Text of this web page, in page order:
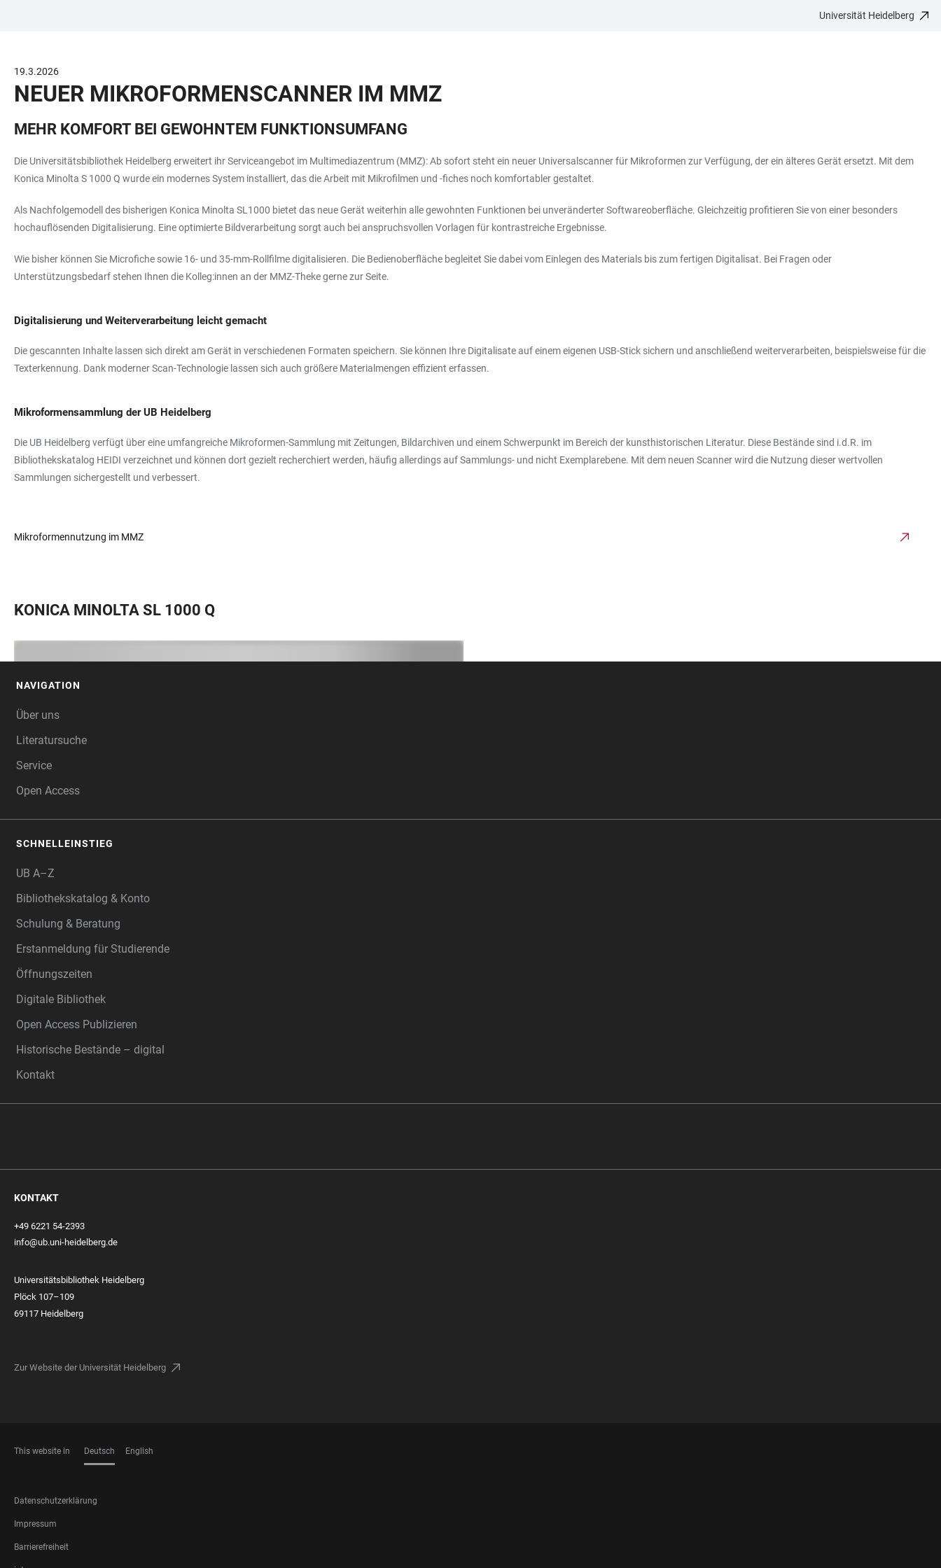
BARRIEREFREIHEIT
Universität Heidelberg
19.3.2026
NEUER MIKROFORMENSCANNER IM MMZ
MEHR KOMFORT BEI GEWOHNTEM FUNKTIONSUMFANG
Die Universitätsbibliothek Heidelberg erweitert ihr Serviceangebot im Multimediazentrum (MMZ): Ab sofort steht ein neuer Universalscanner für Mikroformen zur Verfügung, der ein älteres Gerät ersetzt. Mit dem
Konica Minolta S 1000 Q wurde ein modernes System installiert, das die Arbeit mit Mikrofilmen und -fiches noch komfortabler gestaltet.
Als Nachfolgemodell des bisherigen Konica Minolta SL1000 bietet das neue Gerät weiterhin alle gewohnten Funktionen bei unveränderter Softwareoberfläche. Gleichzeitig profitieren Sie von einer besonders
hochauflösenden Digitalisierung. Eine optimierte Bildverarbeitung sorgt auch bei anspruchsvollen Vorlagen für kontrastreiche Ergebnisse.
Wie bisher können Sie Microfiche sowie 16- und 35-mm-Rollfilme digitalisieren. Die Bedienoberfläche begleitet Sie dabei vom Einlegen des Materials bis zum fertigen Digitalisat. Bei Fragen oder
Unterstützungsbedarf stehen Ihnen die Kolleg:innen an der MMZ-Theke gerne zur Seite.
Digitalisierung und Weiterverarbeitung leicht gemacht
Die gescannten Inhalte lassen sich direkt am Gerät in verschiedenen Formaten speichern. Sie können Ihre Digitalisate auf einem eigenen USB-Stick sichern und anschließend weiterverarbeiten, beispielsweise für die
Texterkennung. Dank moderner Scan-Technologie lassen sich auch größere Materialmengen effizient erfassen.
Mikroformensammlung der UB Heidelberg
Die UB Heidelberg verfügt über eine umfangreiche Mikroformen-Sammlung mit Zeitungen, Bildarchiven und einem Schwerpunkt im Bereich der kunsthistorischen Literatur. Diese Bestände sind i.d.R. im
Bibliothekskatalog HEIDI verzeichnet und können dort gezielt recherchiert werden, häufig allerdings auf Sammlungs- und nicht Exemplarebene. Mit dem neuen Scanner wird die Nutzung dieser wertvollen
Sammlungen sichergestellt und verbessert.
Mikroformennutzung im MMZ
KONICA MINOLTA SL 1000 Q
NAVIGATION
Über uns
Literatursuche
Service
Open Access
SCHNELLEINSTIEG
UB A–Z
Bibliothekskatalog & Konto
Schulung & Beratung
Erstanmeldung für Studierende
Öffnungszeiten
Digitale Bibliothek
Open Access Publizieren
Historische Bestände – digital
Kontakt
KONTAKT
+49 6221 54-2393
info@ub.uni-heidelberg.de
Universitätsbibliothek Heidelberg
Plöck 107–109
69117 Heidelberg
Zur Website der Universität Heidelberg
This website in Deutsch English
FOOTER
LEGAL
Datenschutzerklärung
Impressum
Barrierefreiheit